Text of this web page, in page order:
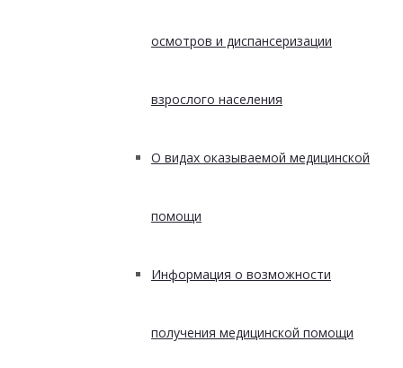
осмотров и диспансеризации
взрослого населения
О видах оказываемой медицинской
помощи
Информация о возможности
получения медицинской помощи